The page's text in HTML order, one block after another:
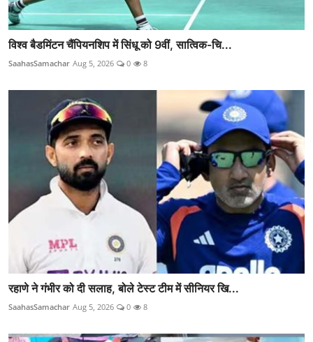
विश्व बैडमिंटन चैंपियनशिप में सिंधू को 9वीं, सात्विक-चि...
SaahasSamachar Aug 5, 2026 0 8
रहाणे ने गंभीर को दी सलाह, बोले टेस्ट टीम में सीनियर खि...
SaahasSamachar Aug 5, 2026 0 8